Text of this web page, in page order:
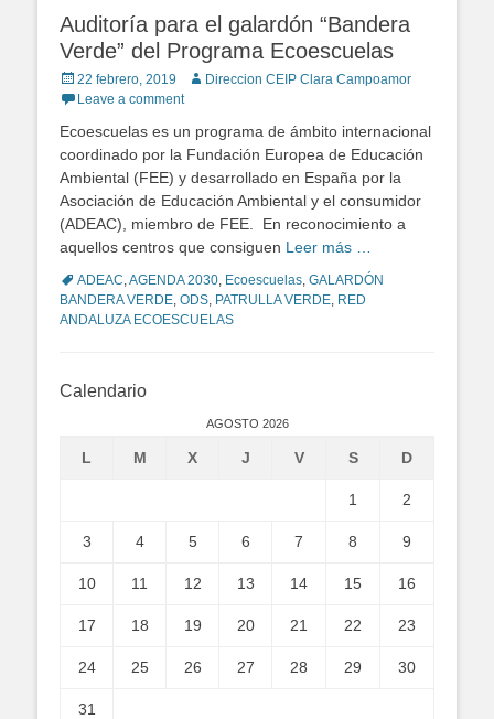
Auditoría para el galardón “Bandera
Verde” del Programa Ecoescuelas
Posted
on
22 febrero, 2019 AuthorDireccion CEIP Clara Campoamor
Leave a comment
Ecoescuelas es un programa de ámbito internacional
coordinado por la Fundación Europea de Educación
Ambiental (FEE) y desarrollado en España por la
Asociación de Educación Ambiental y el consumidor
(ADEAC), miembro de FEE. En reconocimiento a
aquellos centros que consiguen Leer más …
TagsADEAC,AGENDA 2030, Ecoescuelas, GALARDÓN
BANDERA VERDE, ODS, PATRULLA VERDE, RED
ANDALUZA ECOESCUELAS
Calendario
AGOSTO 2026
L M X J V S D
1 2
3 4 5 6 7 8 9
10 11 12 13 14 15 16
17 18 19 20 21 22 23
24 25 26 27 28 29 30
31